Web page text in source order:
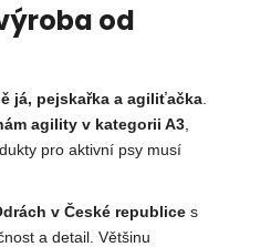
od
já, pejskařka a agiliťačka
agility v kategorii A3
pro aktivní psy musí
v České republice s
a detail. Většinu